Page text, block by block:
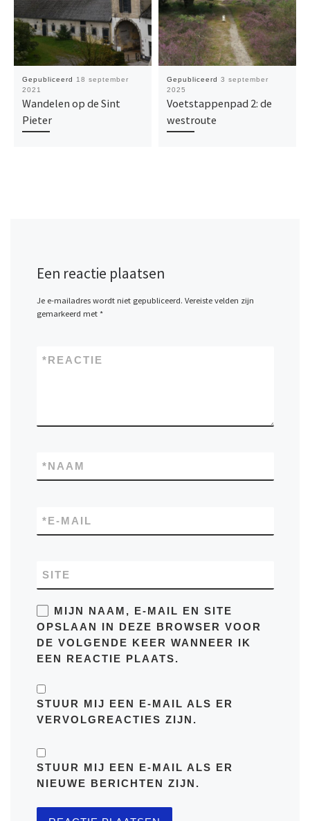
Gepubliceerd
18 september
2021
Wandelen op de Sint
Pieter
Gepubliceerd 3 september
2025
Voetstappenpad 2: de
westroute
Een reactie plaatsen
Je e-mailadres wordt niet gepubliceerd. Vereiste velden zijn
gemarkeerd met *
REACTIE
*
NAAM
*
E-MAIL
*
SITE
MIJN NAAM, E-MAIL EN SITE
OPSLAAN IN DEZE BROWSER VOOR
DE VOLGENDE KEER WANNEER IK
EEN REACTIE PLAATS.
STUUR MIJ EEN E-MAIL ALS ER
VERVOLGREACTIES ZIJN.
STUUR MIJ EEN E-MAIL ALS ER
NIEUWE BERICHTEN ZIJN.